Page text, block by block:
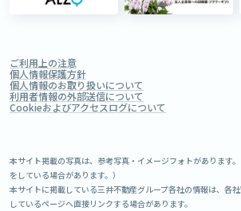
ご利用上の注意
個人情報保護方針
個人情報のお取り扱いについて
利用者情報の外部送信について
Cookieおよびアクセスログについて
本サイト掲載の写真は、参考写真・イメージフォトがあります
をしている場合があります。）
本サイトに掲載している三井不動産グループ各社の情報は、各
しているページへ直接リンクする場合があります。